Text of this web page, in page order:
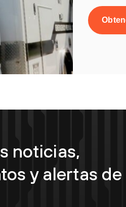
noticias,
y alertas de